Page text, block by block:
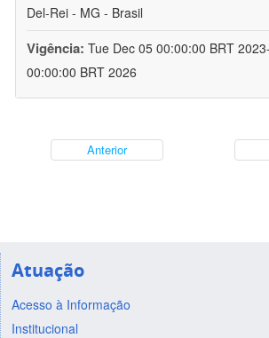
Del-Rei - MG - Brasil
Vigência: Tue Dec 05 00:00:00 BRT
00:00:00 BRT 2026
Anterior
Atuação
Acesso à Informação
Institucional